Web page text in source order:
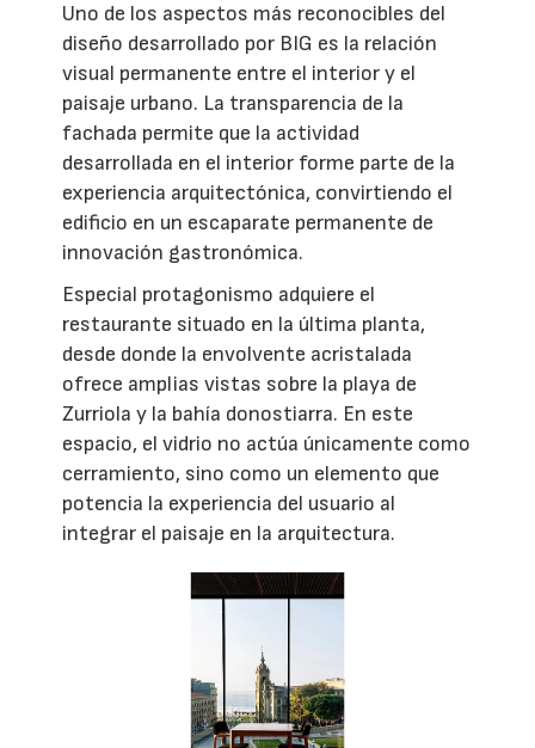
Uno de los aspectos más reconocibles del
diseño desarrollado por BIG es la relación
visual permanente entre el interior y el
paisaje urbano. La transparencia de la
fachada permite que la actividad
desarrollada en el interior forme parte de la
experiencia arquitectónica, convirtiendo el
edificio en un escaparate permanente de
innovación gastronómica.
Especial protagonismo adquiere el
restaurante situado en la última planta,
desde donde la envolvente acristalada
ofrece amplias vistas sobre la playa de
Zurriola y la bahía donostiarra. En este
espacio, el vidrio no actúa únicamente como
cerramiento, sino como un elemento que
potencia la experiencia del usuario al
integrar el paisaje en la arquitectura.